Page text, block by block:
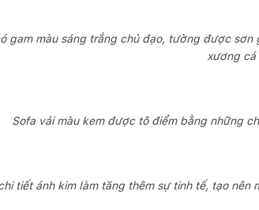
gam màu sáng trắng chủ đạo, tường được
xương cá
Sofa vải màu kem được tô điểm bằng những
tiết ánh kim làm tăng thêm sự tinh tế, tạo nên